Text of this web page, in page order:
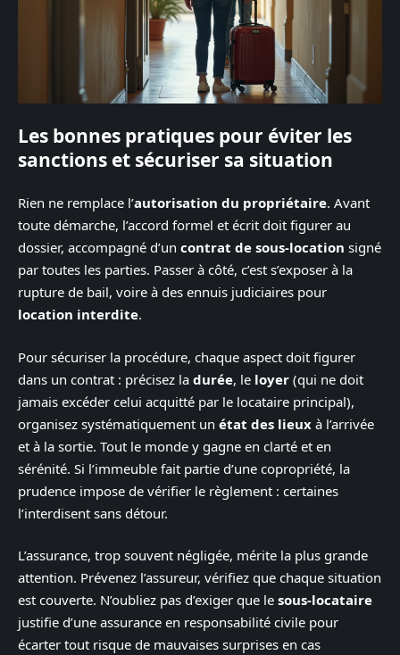
Les bonnes pratiques pour éviter les
sanctions et sécuriser sa situation
Rien ne remplace l’autorisation du propriétaire. Avant
toute démarche, l’accord formel et écrit doit figurer au
dossier, accompagné d’un contrat de sous-location signé
par toutes les parties. Passer à côté, c’est s’exposer à la
rupture de bail, voire à des ennuis judiciaires pour
location interdite.
Pour sécuriser la procédure, chaque aspect doit figurer
dans un contrat : précisez la durée, le loyer (qui ne doit
jamais excéder celui acquitté par le locataire principal),
organisez systématiquement un état des lieux à l’arrivée
et à la sortie. Tout le monde y gagne en clarté et en
sérénité. Si l’immeuble fait partie d’une copropriété, la
prudence impose de vérifier le règlement : certaines
l’interdisent sans détour.
L’assurance, trop souvent négligée, mérite la plus grande
attention. Prévenez l’assureur, vérifiez que chaque situation
est couverte. N’oubliez pas d’exiger que le sous-locataire
justifie d’une assurance en responsabilité civile pour
écarter tout risque de mauvaises surprises en cas